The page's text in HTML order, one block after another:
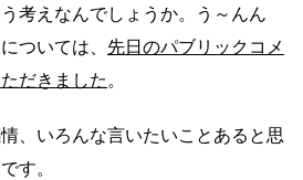
考えなんでしょうか。う～んん
ついては、 先日のパブリックコメ
だきました 。
、いろんな言いたいことあると思
す。